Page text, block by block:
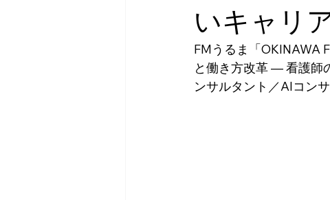
いキャリ
FMうるま「OKINAWA
と働き方改革 ― 看護師
ンサルタント／AIコン